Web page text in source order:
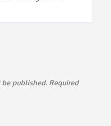
be published. Required